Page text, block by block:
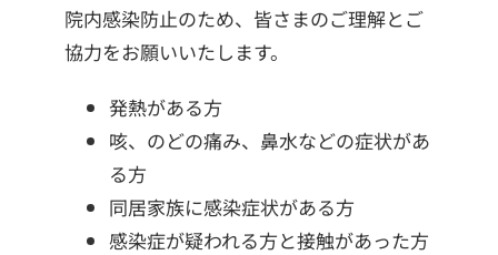
院内感染防止のため、皆さまのご理解とご
協力をお願いいたします。
発熱がある方
咳、のどの痛み、鼻水などの症状があ
る方
同居家族に感染症状がある方
感染症が疑われる方と接触があった方